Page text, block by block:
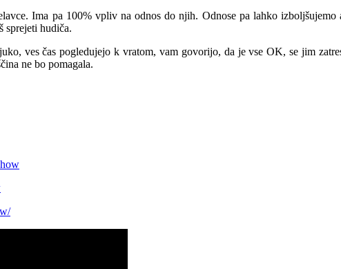
Ima pa 100% vpliv na odnos do njih. Odnose pa lahko
sprejeti hudiča.
ves čas pogledujejo k vratom, vam govorijo, da je vse OK, se jim
ne bo pomagala.